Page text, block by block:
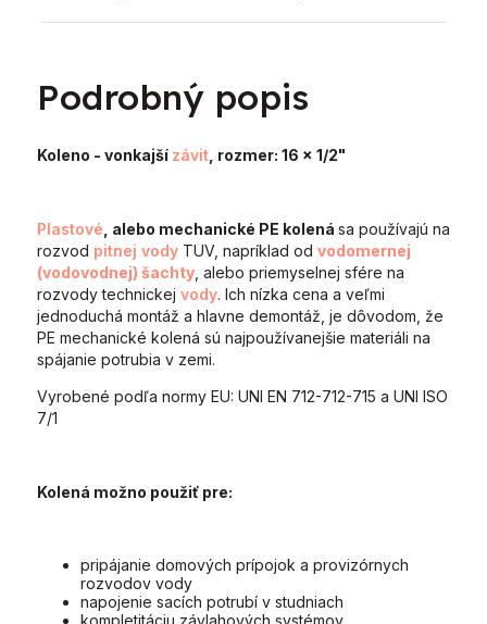
Podrobný popis
Koleno - vonkajší závit , rozmer: 16 x 1/2"
Plastové , alebo mechanické PE kolená sa používajú na
rozvod pitnej vody TUV, napríklad od vodomernej
(vodovodnej) šachty , alebo priemyselnej sfére na
rozvody technickej vody. Ich nízka cena a veľmi
jednoduchá montáž a hlavne demontáž, je dôvodom, že
PE mechanické kolená sú najpoužívanejšie materiáli na
spájanie potrubia v zemi.
Vyrobené podľa normy EU: UNI EN 712-712-715 a UNI ISO
7/1
Kolená možno použiť pre:
pripájanie domových prípojok a provizórnych
rozvodov vody
napojenie sacích potrubí v studniach
kompletitáciu závlahových systémov